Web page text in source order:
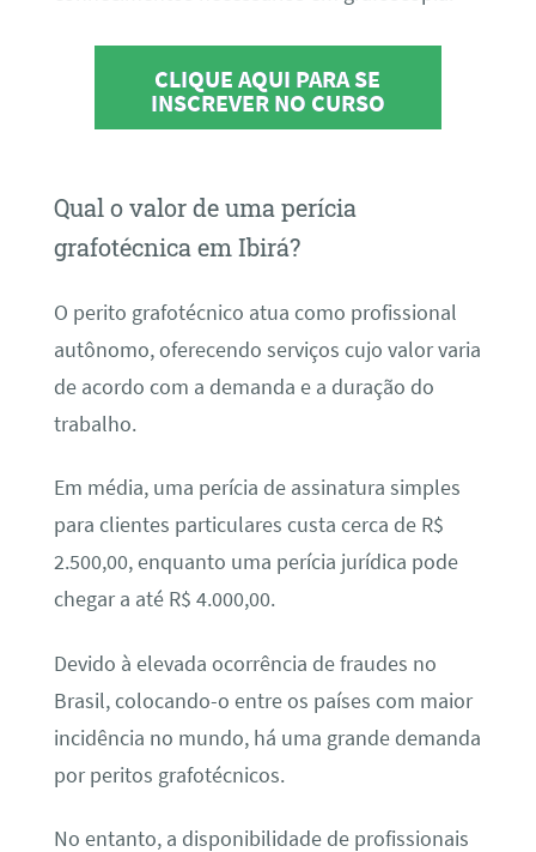
CLIQUE AQUI PARA SE
INSCREVER NO CURSO
Qual o valor de uma perícia
grafotécnica em Ibirá?
O perito grafotécnico atua como profissional
autônomo, oferecendo serviços cujo valor varia
de acordo com a demanda e a duração do
trabalho.
Em média, uma perícia de assinatura simples
para clientes particulares custa cerca de R$
2.500,00, enquanto uma perícia jurídica pode
chegar a até R$ 4.000,00.
Devido à elevada ocorrência de fraudes no
Brasil, colocando-o entre os países com maior
incidência no mundo, há uma grande demanda
por peritos grafotécnicos.
No entanto, a disponibilidade de profissionais